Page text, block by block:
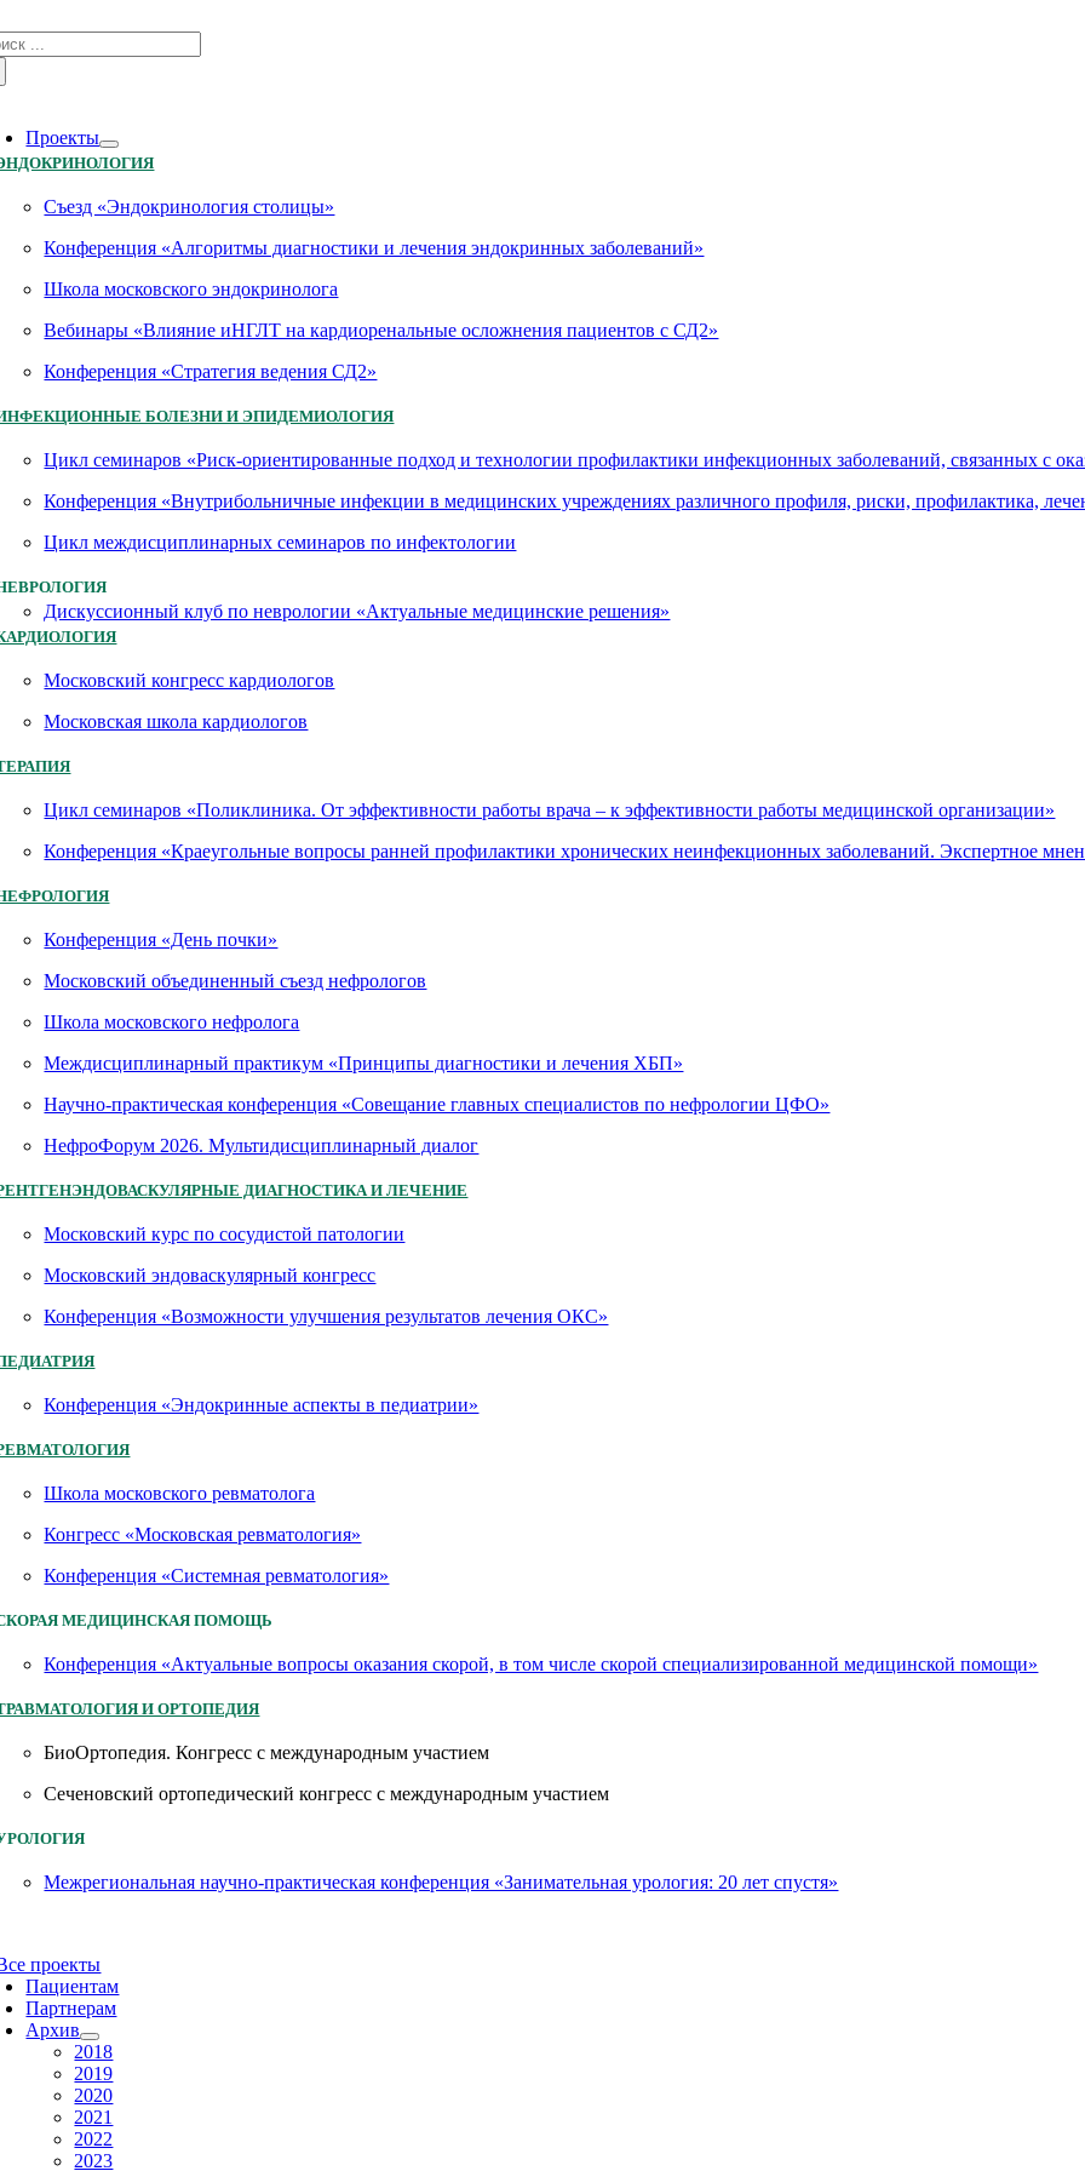
to
content
Проекты
Съезд «Эндокринология столицы»
Конференция «Алгоритмы диагностики и лечения эндокринных заболеваний»
Школа московского эндокринолога
Вебинары «Влияние иНГЛТ на кардиоренальные осложнения пациентов с СД2»
Конференция «Стратегия ведения СД2»
БОЛЕЗНИ И ЭПИДЕМИОЛОГИЯ
Цикл семинаров «Риск-ориентированные подход и технологии профилактики инфекционных заболеваний, связанных с
Конференция «Внутрибольничные инфекции в медицинских учреждениях различного профиля, риски, профилактика,
Цикл междисциплинарных семинаров по инфектологии
Дискуссионный клуб по неврологии «Актуальные медицинские решения»
Московский конгресс кардиологов
Московская школа кардиологов
Цикл семинаров «Поликлиника. От эффективности работы врача – к эффективности работы медицинской организации»
Конференция «Краеугольные вопросы ранней профилактики хронических неинфекционных заболеваний. Экспертное
Конференция «День почки»
Московский объединенный съезд нефрологов
Школа московского нефролога
Междисциплинарный практикум «Принципы диагностики и лечения ХБП»
Научно-практическая конференция «Совещание главных специалистов по нефрологии ЦФО»
НефроФорум 2026. Мультидисциплинарный диалог
ДИАГНОСТИКА И ЛЕЧЕНИЕ
Московский курс по сосудистой патологии
Московский эндоваскулярный конгресс
Конференция «Возможности улучшения результатов лечения ОКС»
Конференция «Эндокринные аспекты в педиатрии»
Школа московского ревматолога
Конгресс «Московская ревматология»
Конференция «Системная ревматология»
МЕДИЦИНСКАЯ ПОМОЩЬ
Конференция «Актуальные вопросы оказания скорой, в том числе скорой специализированной медицинской помощи»
И ОРТОПЕДИЯ
БиоОртопедия. Конгресс с международным участием
Сеченовский ортопедический конгресс с международным участием
Межрегиональная научно-практическая конференция «Занимательная урология: 20 лет спустя»
проекты
Пациентам
Партнерам
Архив
2018
2019
2020
2021
2022
2023